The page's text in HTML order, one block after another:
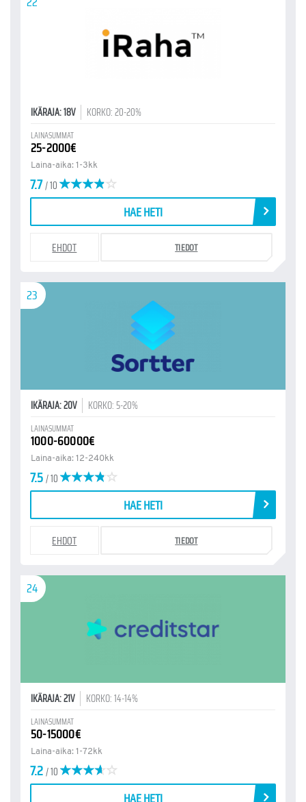
IKÄRAJA: 18V KORKO: 20-20%
LAINASUMMAT
25-2000€
Laina-aika: 1-3kk
7.7/ 10
HAE HETI
EHDOT TIEDOT
23
IKÄRAJA: 20V KORKO: 5-20%
LAINASUMMAT
1000-60000€
Laina-aika: 12-240kk
7.5/ 10
HAE HETI
EHDOT TIEDOT
24
IKÄRAJA: 21V KORKO: 14-14%
LAINASUMMAT
50-15000€
Laina-aika: 1-72kk
7.2/ 10